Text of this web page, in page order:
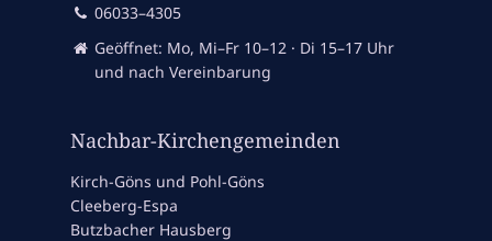
06033–4305
Geöffnet: Mo, Mi–Fr 10–12 · Di 15–17 Uhr
und nach Vereinbarung
Nachbar-Kirchengemeinden
Kirch-Göns und Pohl-Göns
Cleeberg-Espa
Butzbacher Hausberg